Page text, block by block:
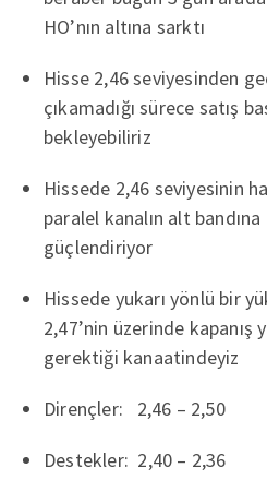
HO’nın altına sarktı
Hisse 2,46 seviyesinden
çıkamadığı sürece satış
bekleyebiliriz
Hissede 2,46 seviyesinin
paralel kanalın alt
güçlendiriyor
Hissede yukarı yönlü bir
2,47’nin üzerinde kapanış
gerektiği kanaatindeyiz
Dirençler: 2,46 – 2,50
Destekler: 2,40 – 2,36